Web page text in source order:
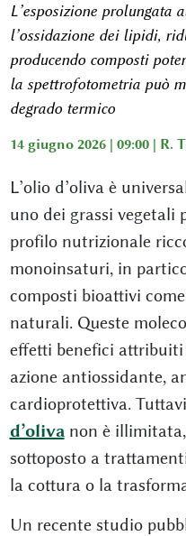
L’esposizione prolungata
l’ossidazione dei lipidi,
producendo composti
la spettrofotometria può
degrado termico
14 giugno 2026 | 09:00 | R.
L’olio d’oliva è
uno dei grassi vegetali
profilo nutrizionale
monoinsaturi, in
composti bioattivi
naturali. Queste
effetti benefici
azione antiossidante,
cardioprotettiva.
d’olivanon è illimitata,
sottoposto a
la cottura o la
Un recente studio